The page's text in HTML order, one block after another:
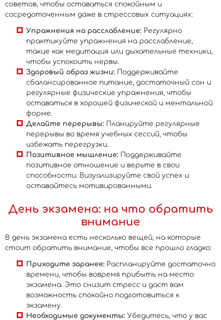
советов, чтобы оставаться спокойным и
сосредоточенным даже в стрессовых ситуациях:
Упражнения на расслабление: Регулярно
практикуйте упражнения на расслабление,
такие как медитация или дыхательные техники,
чтобы успокоить нервы.
Здоровый образ жизни: Поддерживайте
сбалансированное питание, достаточный сон и
регулярные физические упражнения, чтобы
оставаться в хорошей физической и ментальной
форме.
Делайте перерывы: Планируйте регулярные
перерывы во время учебных сессий, чтобы
избежать перегрузки.
Позитивное мышление: Поддерживайте
позитивное отношение и верьте в свои
способности. Визуализируйте свой успех и
оставайтесь мотивированными.
День экзамена: на что обратить
внимание
В день экзамена есть несколько вещей, на которые
стоит обратить внимание, чтобы все прошло гладко:
Приходите заранее: Распланируйте достаточно
времени, чтобы вовремя прибыть на место
экзамена. Это снизит стресс и даст вам
возможность спокойно подготовиться к
экзамену.
Необходимые документы: Убедитесь, что у вас